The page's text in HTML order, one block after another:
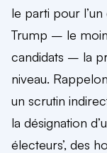
le parti pour
Trump – le
candidats – la
niveau.
un scrutin
la désignation
électeurs’, des